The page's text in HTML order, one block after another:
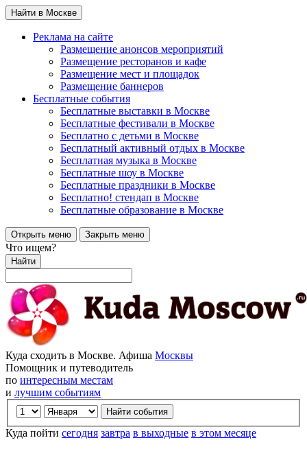
Найти в Москве
Реклама на сайте
Размещение анонсов мероприятий
Размещение ресторанов и кафе
Размещение мест и площадок
Размещение баннеров
Бесплатные события
Бесплатные выставки в Москве
Бесплатные фестивали в Москве
Бесплатно с детьми в Москве
Бесплатный активный отдых в Москве
Бесплатная музыка в Москве
Бесплатные шоу в Москве
Бесплатные праздники в Москве
Бесплатно! стендап в Москве
Бесплатные образование в Москве
Открыть меню Закрыть меню
Что ищем?
Найти
Куда сходить в Москве. Афиша Москвы
Помощник и путеводитель
по интересным местам
и лучшим событиям
Куда пойти сегодня завтра в выходные в этом месяце